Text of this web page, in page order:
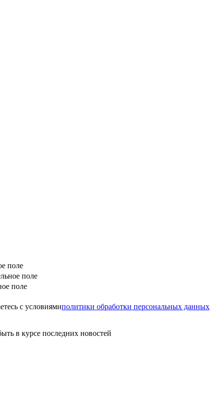
поле
поле
поле
с условиямиполитики обработки персональных данных
в курсе последних новостей